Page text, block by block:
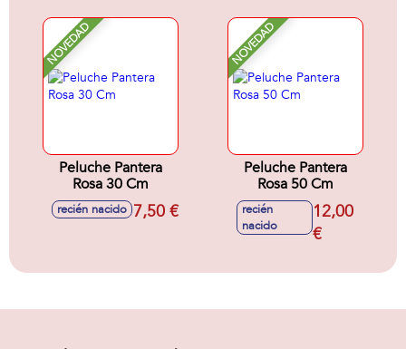
NOVEDAD
Peluche Pantera
Rosa 30 Cm
recién nacido 7,50 €
NOVEDAD
Peluche Pantera
Rosa 50 Cm
recién
nacido
12,00
€